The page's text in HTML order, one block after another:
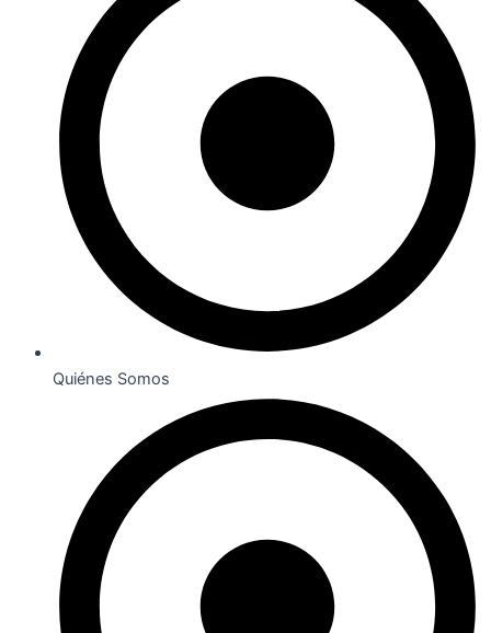
Quiénes Somos